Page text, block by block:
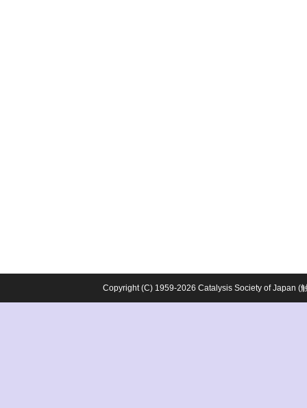
Copyright (C) 1959-2026 Catalysis Society of Japan (